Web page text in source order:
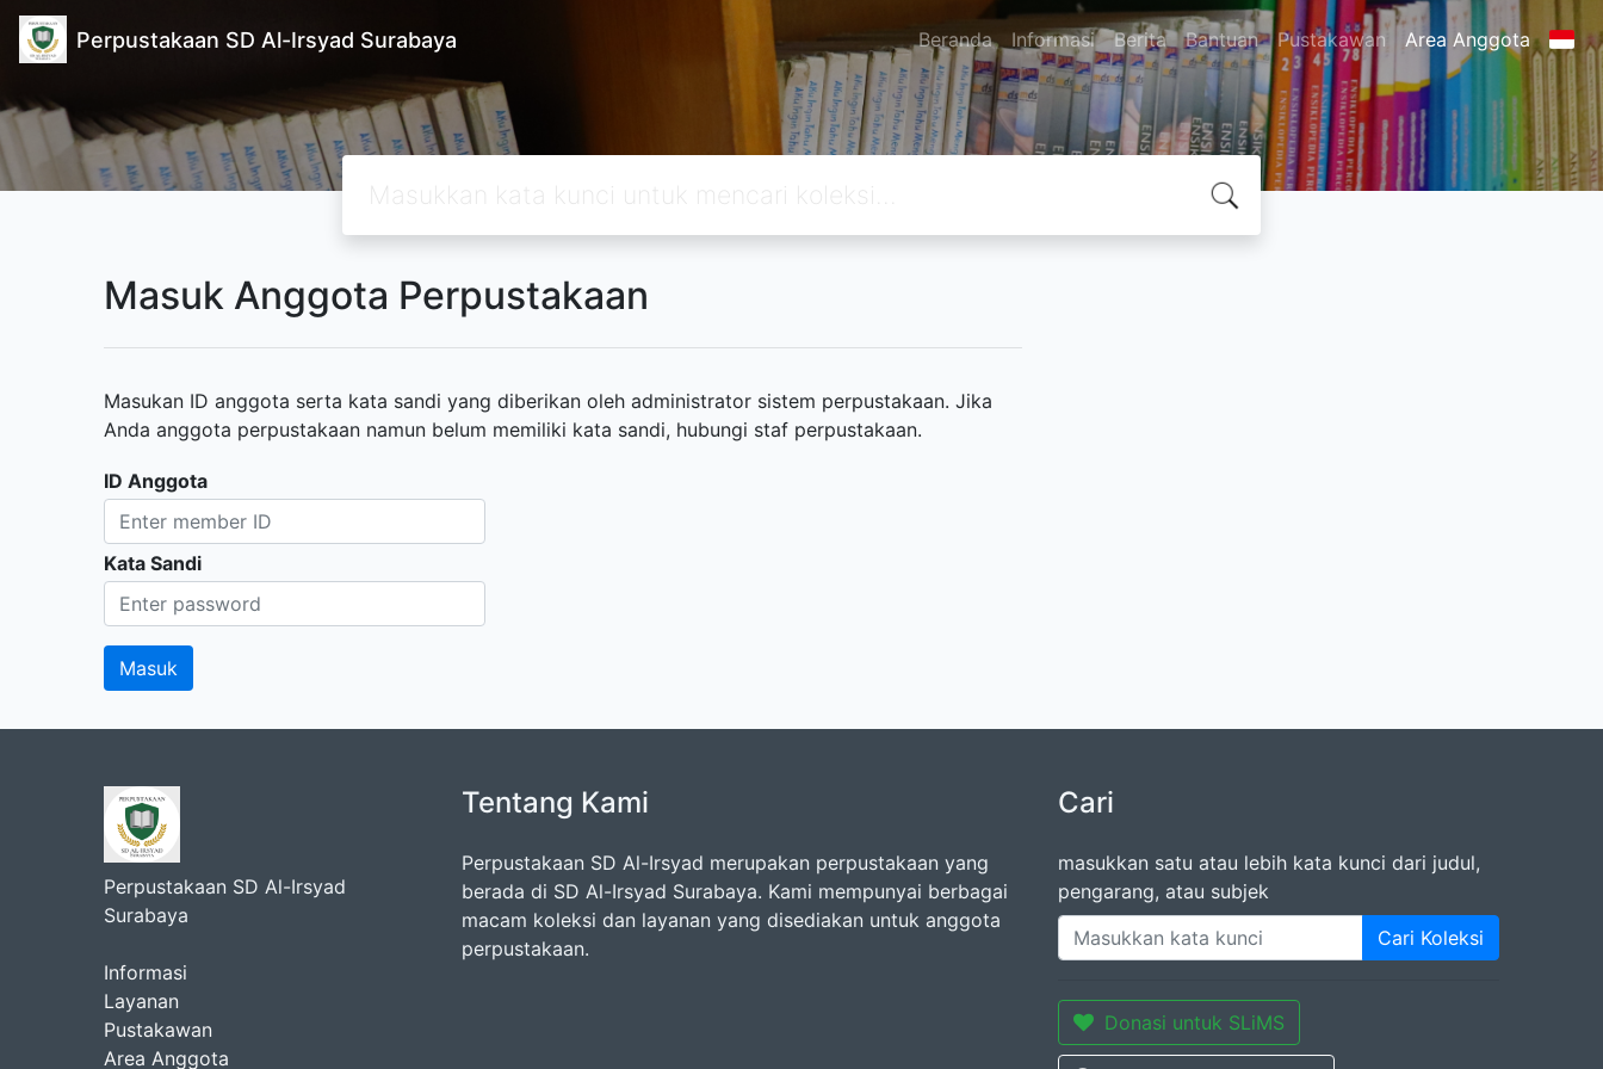
Perpustakaan SD Al-Irsyad Surabaya Beranda Informasi Berita Bantuan Pustakawan Area Anggota
Masuk Anggota Perpustakaan
Masukan ID anggota serta kata sandi yang diberikan oleh administrator sistem perpustakaan. Jika
Anda anggota perpustakaan namun belum memiliki kata sandi, hubungi staf perpustakaan.
ID Anggota
Kata Sandi
Perpustakaan SD Al-Irsyad
Surabaya
Informasi
Layanan
Pustakawan
Area Anggota
Tentang Kami
Perpustakaan SD Al-Irsyad merupakan perpustakaan yang
berada di SD Al-Irsyad Surabaya. Kami mempunyai berbagai
macam koleksi dan layanan yang disediakan untuk anggota
perpustakaan.
Cari
masukkan satu atau lebih kata kunci dari judul,
pengarang, atau subjek
Cari Koleksi
Donasi untuk SLiMS